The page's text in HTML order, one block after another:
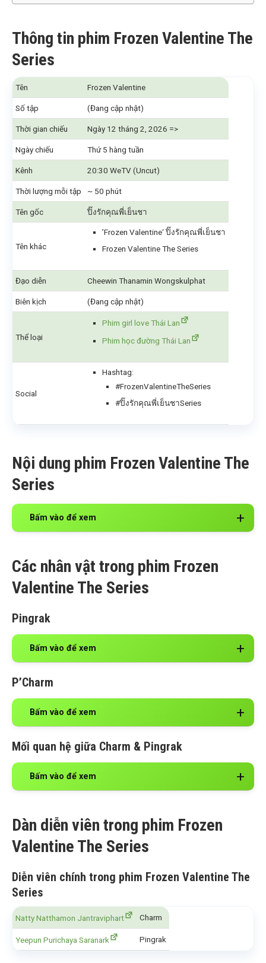
Thông tin phim Frozen Valentine The
Series
Tên Frozen Valentine
Số tập (Đang cập nhật)
Thời gian chiếu Ngày 12 tháng 2, 2026 =>
Ngày chiếu Thứ 5 hàng tuần
Kênh 20:30 WeTV (Uncut)
Thời lượng mỗi tập ~ 50 phút
Tên gốc ปิ๊งรักคุณพี่เย็นชา
Tên khác
’Frozen Valentine‘ ปิ๊งรักคุณพี่เย็นชา
Frozen Valentine The Series
Đạo diễn Cheewin Thanamin Wongskulphat
Biên kịch (Đang cập nhật)
Thể loại
Phim girl love Thái Lan
Phim học đường Thái Lan
Social
Hashtag:
#FrozenValentineTheSeries
#ปิ๊งรักคุณพี่เย็นชาSeries
Nội dung phim Frozen Valentine The
Series
Bấm vào để xem
Các nhân vật trong phim Frozen
Valentine The Series
Pingrak
Bấm vào để xem
P’Charm
Bấm vào để xem
Mối quan hệ giữa Charm & Pingrak
Bấm vào để xem
Dàn diễn viên trong phim Frozen
Valentine The Series
Diễn viên chính trong phim Frozen Valentine The
Series
Natty Natthamon Jantraviphart Charm
Yeepun Purichaya Saranark Pingrak